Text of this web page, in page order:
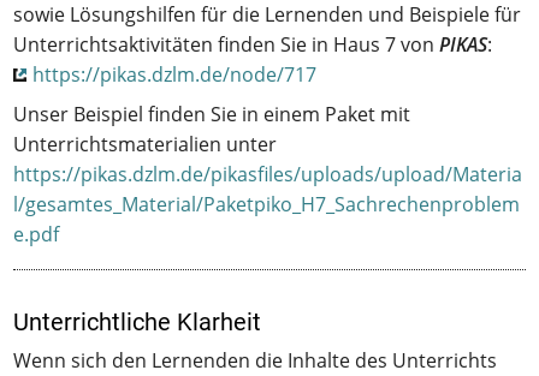
sowie Lösungshilfen für die Lernenden und Beispiele für
Unterrichtsaktivitäten finden Sie in Haus 7 vonPIKAS:
https://pikas.dzlm.de/node/717
Unser Beispiel finden Sie in einem Paket mit
Unterrichtsmaterialien unter
https://pikas.dzlm.de/pikasfiles/uploads/upload/Materia
l/gesamtes_Material/Paketpiko_H7_Sachrechenproblem
e.pdf
Unterrichtliche Klarheit
Wenn sich den Lernenden die Inhalte des Unterrichts